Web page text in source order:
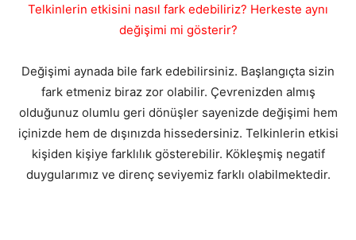
Telkinlerin etkisini nasıl fark edebiliriz? Herkeste aynı
değişimi mi gösterir?
Değişimi aynada bile fark edebilirsiniz. Başlangıçta sizin
fark etmeniz biraz zor olabilir. Çevrenizden almış
olduğunuz olumlu geri dönüşler sayenizde değişimi hem
içinizde hem de dışınızda hissedersiniz. Telkinlerin etkisi
kişiden kişiye farklılık gösterebilir. Kökleşmiş negatif
duygularımız ve direnç seviyemiz farklı olabilmektedir.